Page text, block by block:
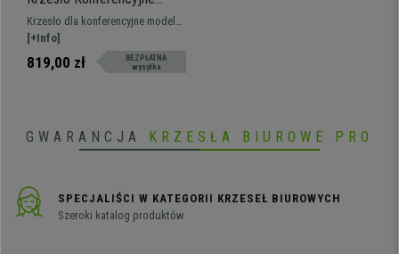
MAEL, Metalowy Stelaż,
Gruba Tapicerka, Skóra kolor
Krzesło dla konferencyjne model
MAEL. Metalowa konstrukcja,
wygodne siedzisko i oparcie ze
świetną wyściółką, tapicerowane
[+Info]
819,00 zł
BEZPŁATNA
wysyłka
GWARANCJA KRZESŁA BIUROWE PRO
SPECJALIŚCI W KATEGORII KRZESEŁ BIUROWYCH
Szeroki katalog produktów